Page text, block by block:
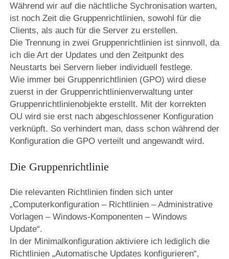
Während wir auf die nächtliche Sychronisation warten,
ist noch Zeit die Gruppenrichtlinien, sowohl für die
Clients, als auch für die Server zu erstellen.
Die Trennung in zwei Gruppenrichtlinien ist sinnvoll, da
ich die Art der Updates und den Zeitpunkt des
Neustarts bei Servern lieber individuell festlege.
Wie immer bei Gruppenrichtlinien (GPO) wird diese
zuerst in der Gruppenrichtlinienverwaltung unter
Gruppenrichtlinienobjekte erstellt. Mit der korrekten
OU wird sie erst nach abgeschlossener Konfiguration
verknüpft. So verhindert man, dass schon während der
Konfiguration die GPO verteilt und angewandt wird.
Die Gruppenrichtlinie
Die relevanten Richtlinien finden sich unter
„Computerkonfiguration – Richtlinien – Administrative
Vorlagen – Windows-Komponenten – Windows
Update“.
In der Minimalkonfiguration aktiviere ich lediglich die
Richtlinien „Automatische Updates konfigurieren“,